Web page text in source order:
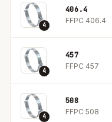
4
406.4
FFPC 406.4
4
457
FFPC 457
4
508
FFPC 508